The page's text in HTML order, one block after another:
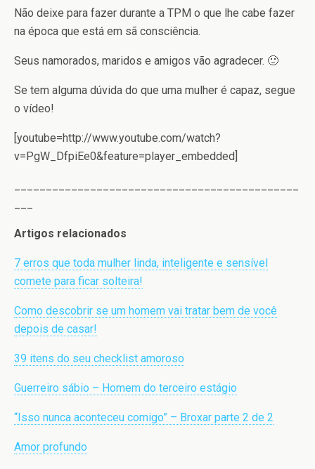
Não deixe para fazer durante a TPM o que lhe cabe fazer
na época que está em sã consciência.
Seus namorados, maridos e amigos vão agradecer. 🙂
Se tem alguma dúvida do que uma mulher é capaz, segue
o vídeo!
[youtube=http://www.youtube.com/watch?
v=PgW_DfpiEe0&feature=player_embedded]
Artigos relacionados
7 erros que toda mulher linda, inteligente e sensível
comete para ficar solteira!
Como descobrir se um homem vai tratar bem de você
depois de casar!
39 itens do seu checklist amoroso
Guerreiro sábio – Homem do terceiro estágio
“Isso nunca aconteceu comigo” – Broxar parte 2 de 2
Amor profundo